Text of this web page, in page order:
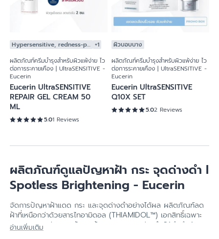
Hypersensitive, redness-prone skin +1
ผลิตภัณฑ์ครีมบำรุงสำหรับผิวแพ้ง่าย ไว
ต่อการระคายเคือง | UltraSENSITIVE -
Eucerin
Eucerin UltraSENSITIVE
REPAIR GEL CREAM 50
ML
5.01 Reviews
ผิวบอบบาง
ผลิตภัณฑ์ครีมบำรุงสำหรับผิวแพ้ง่าย ไว
ต่อการระคายเคือง | UltraSENSITIVE -
Eucerin
Eucerin UltraSENSITIVE
Q10X SET
5.02 Reviews
ผลิตภัณฑ์ดูแลปัญหาฝ้า กระ จุดด่างดำ l
Spotless Brightening - Eucerin
จัดการปัญหาฝ้าแดด กระ และจุดด่างดำอย่างได้ผล ผลิตภัณฑ์ลด
ฝ้าที่เหนือกว่าด้วยสารไทอามิดอล (THIAMIDOL™) เอกสิทธิ์เฉพาะ
จากยูเซอริน ช่วยดูแลปัญหาฝ้าแดด กระ จุดด่างดำ ได้ลึกถึงต้นตอ
อ่านเพิ่มเติม